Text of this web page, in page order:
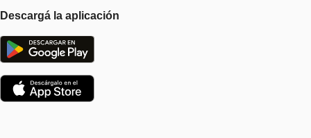
Descargá la aplicación